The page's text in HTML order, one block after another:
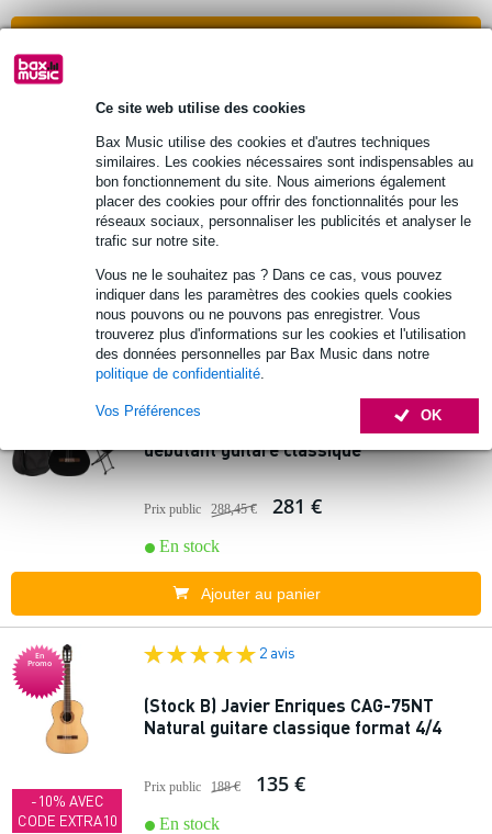
Ce site web utilise des cookies
Bax Music utilise des cookies et d'autres techniques
similaires. Les cookies nécessaires sont indispensables au
bon fonctionnement du site. Nous aimerions également
placer des cookies pour offrir des fonctionnalités pour les
réseaux sociaux, personnaliser les publicités et analyser le
trafic sur notre site.
Vous ne le souhaitez pas ? Dans ce cas, vous pouvez
indiquer dans les paramètres des cookies quels cookies
nous pouvons ou ne pouvons pas enregistrer. Vous
trouverez plus d'informations sur les cookies et l'utilisation
des données personnelles par Bax Music dans notre
politique de confidentialité.
OK
Vos Préférences
Javier Enriques CAG-75NT Natural pack
débutant guitare classique
Prix public 232 €
En stock
Ajouter au panier
170 avis
Javier Enriques CAG-85BK Black pack
débutant guitare classique
Prix public 288,45 € 281 €
En stock
Ajouter au panier
En
Promo
-10% AVEC
CODE EXTRA10
2 avis
(Stock B) Javier Enriques CAG-75NT
Natural guitare classique format 4/4
Prix public 188 € 135 €
En stock